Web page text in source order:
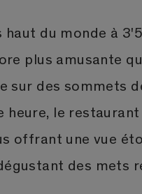
du monde à
plus amusante
sur des sommets
heure, le
offrant une vue
des mets